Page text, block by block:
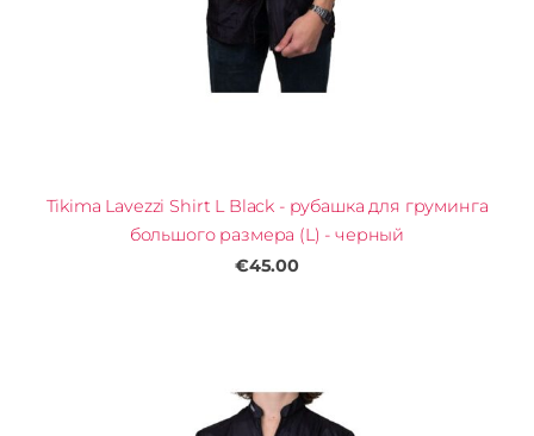
Tikima Lavezzi Shirt L Black - рубашка для груминга
большого размера (L) - черный
€45.00